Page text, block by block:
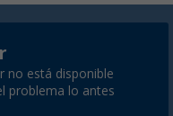
no está disponible
problema lo antes